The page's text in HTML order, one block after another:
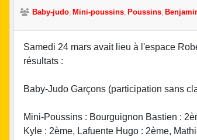
Baby-judo Mini-poussins Poussins
Samedi 24 mars avait lieu à l'espace
résultats :
Baby-Judo Garçons (participation sans
Mini-Poussins : Bourguignon Bastien :
Kyle : 2ème, Lafuente Hugo : 2ème,